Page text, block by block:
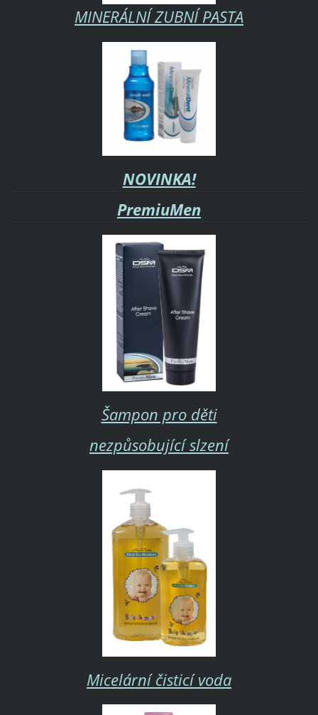
MINERÁLNÍ ZUBNÍ PASTA
NOVINKA!
PremiuMen
Šampon pro děti
nezpůsobující slzení
Micelární čisticí voda